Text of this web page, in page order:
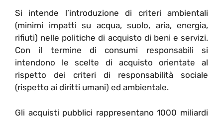
Si intende l’introduzione di criteri ambientali
(minimi impatti su acqua, suolo, aria, energia,
rifiuti) nelle politiche di acquisto di beni e servizi.
Con il termine di consumi responsabili si
intendono le scelte di acquisto orientate al
rispetto dei criteri di responsabilità sociale
(rispetto ai diritti umani) ed ambientale.
Gli acquisti pubblici rappresentano 1000 miliardi